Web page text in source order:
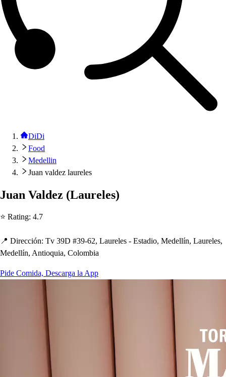
DiDi
Food
Medellin
Juan valdez laureles
Juan Valdez (Laureles)
⭐ Rating: 4.7
📍 Dirección: Tv 39D #39-62, Laureles - Estadio, Medellín, Laureles,
Medellín, Antioquia, Colombia
Pide Comida, Descarga la App